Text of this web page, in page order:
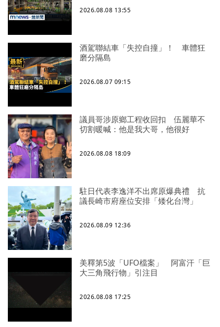
2026.08.08 13:55
酒駕聯結車「失控自撞」！ 車體狂
磨分隔島
2026.08.07 09:15
議員哥涉原鄉工程收回扣 伍麗華不
切割暖喊：他是我大哥，他很好
2026.08.08 18:09
駐日代表李逸洋不出席原爆典禮 抗
議長崎市府座位安排「矮化台灣」
2026.08.09 12:36
美釋第5波「UFO檔案」 阿富汗「巨
大三角飛行物」引注目
2026.08.08 17:25